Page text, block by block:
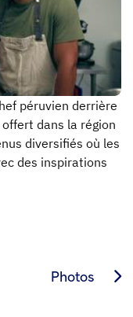
péruvien derrière
dans la région
diversifiés où les
des inspirations
Photos